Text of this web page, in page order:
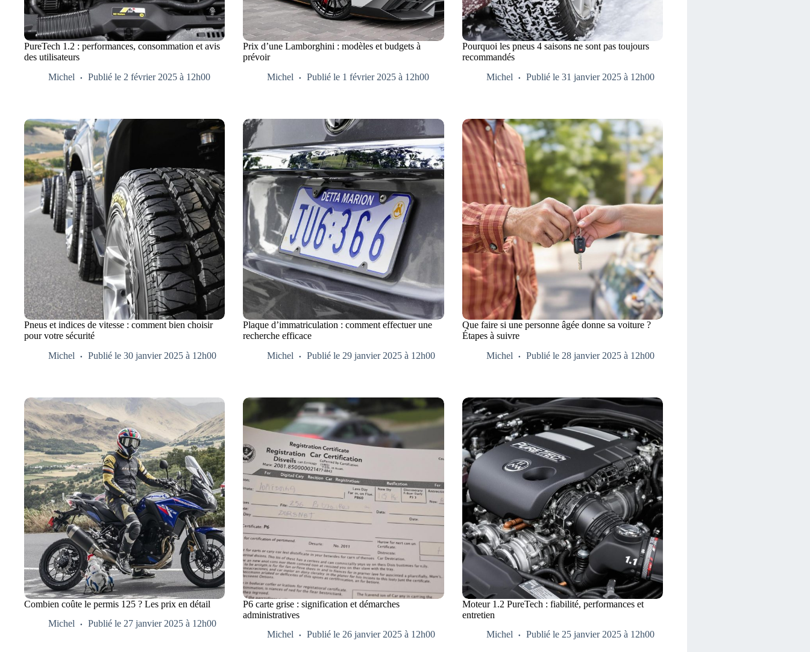
PureTech 1.2 : performances, consommation et avis
des utilisateurs
Michel
Publié le 2 février 2025 à 12h00
Prix d’une Lamborghini : modèles et budgets à
prévoir
Michel
Publié le 1 février 2025 à 12h00
Pourquoi les pneus 4 saisons ne sont pas toujours
recommandés
Michel
Publié le 31 janvier 2025 à 12h00
Pneus et indices de vitesse : comment bien choisir
pour votre sécurité
Michel
Publié le 30 janvier 2025 à 12h00
Plaque d’immatriculation : comment effectuer une
recherche efficace
Michel
Publié le 29 janvier 2025 à 12h00
Que faire si une personne âgée donne sa voiture ?
Étapes à suivre
Michel
Publié le 28 janvier 2025 à 12h00
Combien coûte le permis 125 ? Les prix en détail
Michel
Publié le 27 janvier 2025 à 12h00
P6 carte grise : signification et démarches
administratives
Michel
Publié le 26 janvier 2025 à 12h00
Moteur 1.2 PureTech : fiabilité, performances et
entretien
Michel
Publié le 25 janvier 2025 à 12h00